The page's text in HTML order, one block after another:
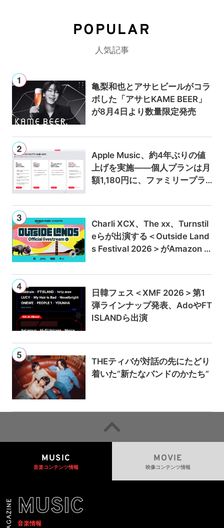
POPULAR
人気記事
亀梨和也とアサヒビールがコラ
ボした「アサヒKAME BEER」
が8月4日より数量限定発売
Apple Music、約4年ぶりの値
上げを実施——個人プランは月
額1,180円に、ファミリープラ
Charli XCX、The xx、Turnstil
eらが出演する＜Outside Land
s Festival 2026＞がAmazon M
ブ配信
日韓フェス＜XMF 2026＞第1
弾ラインナップ発表、AdoやFT
ISLANDら出演
THEティバが対話の先にたどり
着いた“新たなバンドのかたち”
MUSIC
音楽コンテンツ情報
MOVIE
映像コンテンツ情報
MUSIC
音楽情報